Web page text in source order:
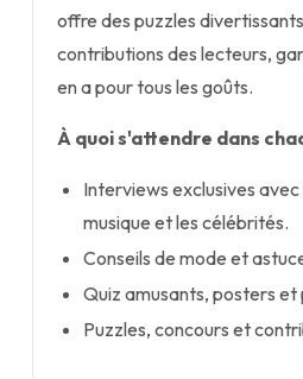
offre des puzzles
contributions des lecteurs,
en a pour tous les goûts.
À quoi s'attendre dans
Interviews exclusives
musique et les célébrités.
Conseils de mode et
Quiz amusants, posters et
Puzzles, concours et